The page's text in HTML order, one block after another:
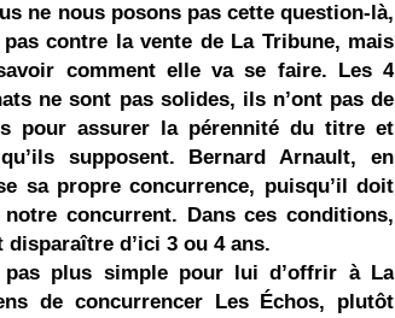
ne nous posons pas cette question-là,
contre la vente de La Tribune, mais
comment elle va se faire. Les 4
ne sont pas solides, ils n’ont pas de
pour assurer la pérennité du titre et
qu’ils supposent. Bernard Arnault, en
sa propre concurrence, puisqu’il doit
notre concurrent. Dans ces conditions,
disparaître d’ici 3 ou 4 ans.
pas plus simple pour lui d’offrir à La
de concurrencer Les Échos, plutôt